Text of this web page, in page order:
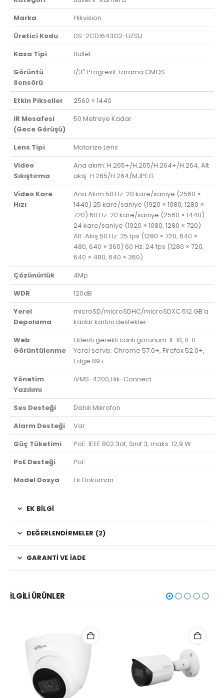
Marka
Hikvision
Üretici Kodu
DS-2CD1643G2-LIZSU
Kasa Tipi
Bullet
Görüntü
Sensörü
1/3″ Progresif Tarama CMOS
Etkin Pikseller
2560 × 1440
IR Mesafesi
(Gece Görüşü)
50 Metreye Kadar
Lens Tipi
Motorize Lens
Video
Sıkıştırma
Ana akım: H.265+/H.265/H.264+/H.264, Alt
akış: H.265/H.264/MJPEG
Video Kare
Hızı
Ana Akım 50 Hz: 20 kare/saniye (2560 ×
1440) 25 kare/saniye (1920 × 1080, 1280 ×
720) 60 Hz: 20 kare/saniye (2560 × 1440)
24 kare/saniye (1920 × 1080, 1280 × 720)
Alt-Akış 50 Hz: 25 fps (1280 × 720, 640 ×
480, 640 × 360) 60 Hz: 24 fps (1280 × 720,
640 × 480, 640 × 360)
Çözünürlük
4Mp
WDR
120dB
Yerel
Depolama
microSD/microSDHC/microSDXC 512 GB’a
kadar kartını destekler.
Web
Görüntülenme
Eklenti gerekli canlı görünüm: IE 10, IE 11
Yerel servis: Chrome 57.0+, Firefox 52.0+,
Edge 89+
Yönetim
Yazılımı
iVMS-4200,Hik-Connect
Ses Desteği
Dahili Mikrofon
Alarm Desteği
Var
Güç Tüketimi
PoE: IEEE 802.3af, Sınıf 3, maks. 12,9 W
PoE Desteği
PoE
Model Dosya
Ek Döküman
EK BILGI
DEĞERLENDIRMELER (2)
GARANTI VE İADE
İLGILI ÜRÜNLER